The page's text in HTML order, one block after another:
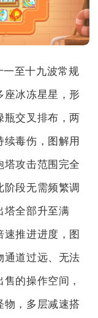
一至十九波常规
座冰冻星星，形
瓶交叉排布，两
毒伤，图解用
塔攻击范围完全
段无需频繁调
塔全部升至满
推进进度，图
通道过远、无法
的操作空间，
物，多层减速搭